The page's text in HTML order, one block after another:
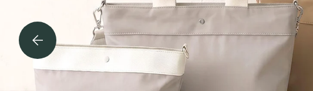
ブローチ
ポシェット
ハンドバッグ
ボストンバッグ
ウエア
扇子・ファン
ストール・ハッ
ト・グローブ
ポーチ ・ メガ
ネケース・マル
チケース他
コスメ